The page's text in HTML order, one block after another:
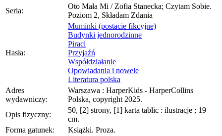
Seria:
Oto Mała Mi / Zofia Stanecka; Czytam Sobie.
Poziom 2, Składam Zdania
Hasła:
Muminki (postacie fikcyjne)
Budynki jednorodzinne
Piraci
Przyjaźń
Współdziałanie
Opowiadania i nowele
Literatura polska
Adres
wydawniczy:
Warszawa : HarperKids - HarperCollins
Polska, copyright 2025.
Opis fizyczny:
50, [2] strony, [1] karta tablic : ilustracje ; 19
cm.
Forma gatunek:
Książki. Proza.